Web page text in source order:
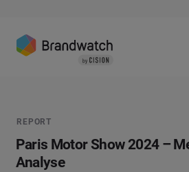
REPORT
Paris Motor Show 2024 –
Analyse